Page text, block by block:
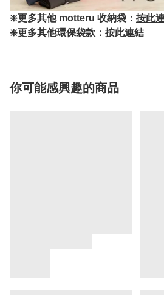
❇️更多其他 motteru 收納袋： 按此
❇️更多其他環保袋款： 按此連結
你可能感興趣的商品